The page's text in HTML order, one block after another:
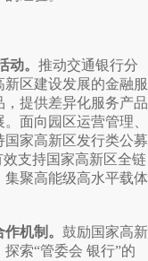
动。 推动交通银行分
区建设发展的金融服
提供差异化服务产品
面向园区运营管理、
家高新区发行类公募
支持国家高新区全链
聚高能级高水平载体
机制。 鼓励国家高新
索“管委会 银行”的